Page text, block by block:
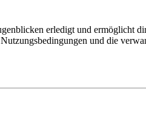
erledigt und ermöglicht
und die